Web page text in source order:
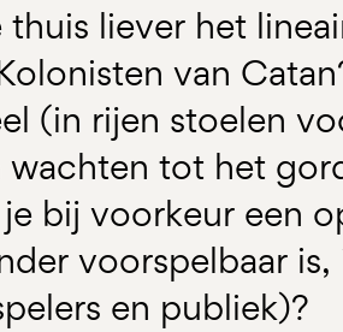
thuis liever het
van
(in rijen stoelen
wachten tot het
bij voorkeur een
voorspelbaar
en publiek)?